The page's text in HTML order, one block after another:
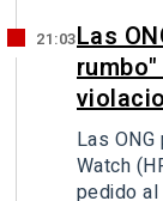
21:03Las
Las
Watch
pedido